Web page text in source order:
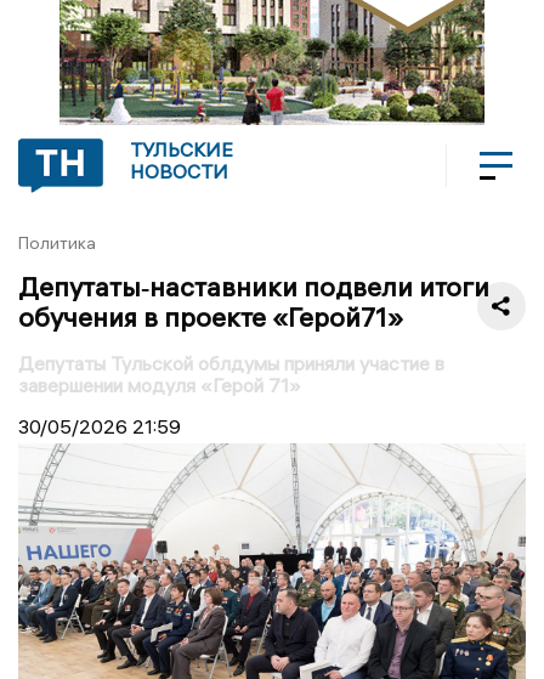
ТУЛЬСКИЕ
НОВОСТИ
Политика
Депутаты‑наставники подвели итоги
обучения в проекте «Герой71»
Депутаты Тульской облдумы приняли участие в
завершении модуля «Герой 71»
30/05/2026 21:59